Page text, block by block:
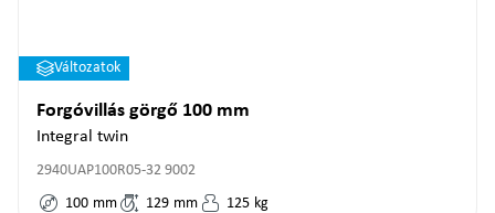
Változatok
Forgóvillás görgő 100 mm
Integral twin
2940UAP100R05-32 9002
100 mm 129 mm 125 kg